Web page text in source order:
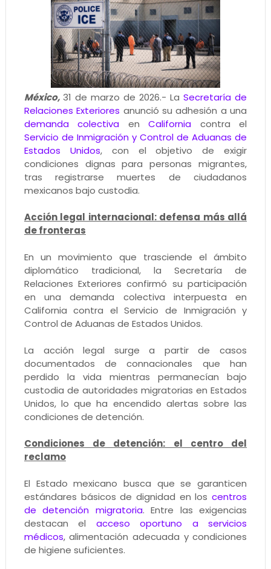
México, 31 de marzo de 2026.- LaSecretaría de
Relaciones Exteriores anunció su adhesión a una
demanda colectiva enCalifornia contra el
Servicio de Inmigración y Control de Aduanas de
Estados Unidos, con el objetivo de exigir
condiciones dignas para personas migrantes,
tras registrarse muertes de ciudadanos
mexicanos bajo custodia.
Acción legal internacional: defensa más allá
de fronteras
En un movimiento que trasciende el ámbito
diplomático tradicional, la Secretaría de
Relaciones Exteriores confirmó su participación
en una demanda colectiva interpuesta en
California contra el Servicio de Inmigración y
Control de Aduanas de Estados Unidos.
La acción legal surge a partir de casos
documentados de connacionales que han
perdido la vida mientras permanecían bajo
custodia de autoridades migratorias en Estados
Unidos, lo que ha encendido alertas sobre las
condiciones de detención.
Condiciones de detención: el centro del
reclamo
El Estado mexicano busca que se garanticen
estándares básicos de dignidad en loscentros
de detención migratoria. Entre las exigencias
destacan el acceso oportuno a servicios
médicos, alimentación adecuada y condiciones
de higiene suficientes.